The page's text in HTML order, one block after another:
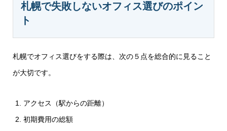
札幌で失敗しないオフィス選びのポイン
ト
札幌でオフィス選びをする際は、次の５点を総合的に見ること
が大切です。
アクセス（駅からの距離）
初期費用の総額